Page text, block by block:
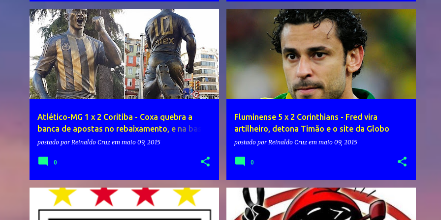
Atlético-MG 1 x 2 Coritiba - Coxa quebra a
banca de apostas no rebaixamento, e na base
da superação se mantém na elite
postado por Reinaldo Cruz em maio 09, 2015
0
Fluminense 5 x 2 Corinthians - Fred vira
artilheiro, detona Timão e o site da Globo
postado por Reinaldo Cruz em maio 09, 2015
0